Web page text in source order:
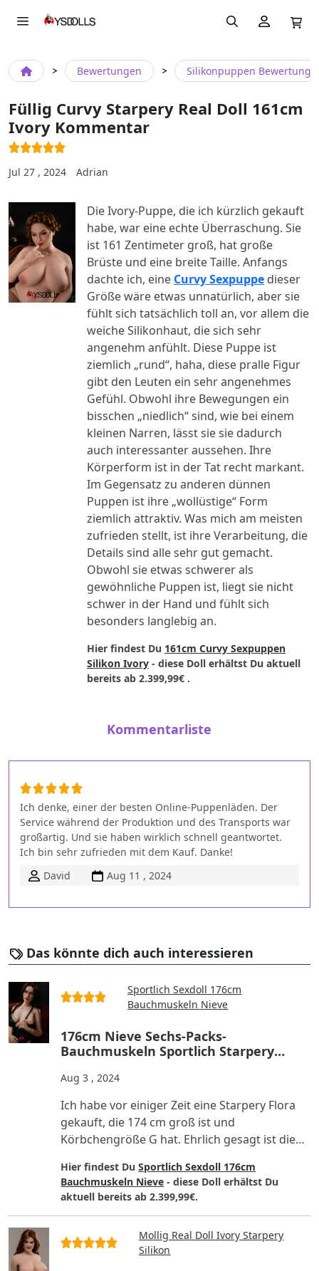
Bewertungen Silikonpuppen
Füllig Curvy Starpery Real Doll 161cm
Ivory Kommentar
Jul 27 , 2024 Adrian
Die Ivory-Puppe, die ich kürzlich gekauft
habe, war eine echte Überraschung. Sie
ist 161 Zentimeter groß, hat große
Brüste und eine breite Taille. Anfangs
dachte ich, eine Curvy Sexpuppedieser
Größe wäre etwas unnatürlich, aber sie
fühlt sich tatsächlich toll an, vor allem die
weiche Silikonhaut, die sich sehr
angenehm anfühlt. Diese Puppe ist
ziemlich „rund“, haha, diese pralle Figur
gibt den Leuten ein sehr angenehmes
Gefühl. Obwohl ihre Bewegungen ein
bisschen „niedlich“ sind, wie bei einem
kleinen Narren, lässt sie sie dadurch
auch interessanter aussehen. Ihre
Körperform ist in der Tat recht markant.
Im Gegensatz zu anderen dünnen
Puppen ist ihre „wollüstige“ Form
ziemlich attraktiv. Was mich am meisten
zufrieden stellt, ist ihre Verarbeitung, die
Details sind alle sehr gut gemacht.
Obwohl sie etwas schwerer als
gewöhnliche Puppen ist, liegt sie nicht
schwer in der Hand und fühlt sich
besonders langlebig an.
Hier findest Du 161cm Curvy Sexpuppen
Silikon Ivory- diese Doll erhältst Du aktuell
bereits ab 2.399,99€.
Kommentarliste
Ich denke, einer der besten Online-Puppenläden. Der
Service während der Produktion und des Transports war
großartig. Und sie haben wirklich schnell geantwortet.
Ich bin sehr zufrieden mit dem Kauf. Danke!
David
Aug 11 , 2024
Das könnte dich auch interessieren
Sportlich Sexdoll 176cm
Bauchmuskeln Nieve
176cm Nieve Sechs-Packs-
Bauchmuskeln Sportlich Starpery
Aug 3 , 2024
Ich habe vor einiger Zeit eine Starpery Flora
gekauft, die 174 cm groß ist und
Körbchengröße G hat. Ehrlich gesagt ist die
Hier findest DuSportlich Sexdoll 176cm
Bauchmuskeln Nieve - diese Doll erhältst Du
aktuell bereits ab 2.399,99€.
Mollig Real Doll Ivory Starpery
Silikon